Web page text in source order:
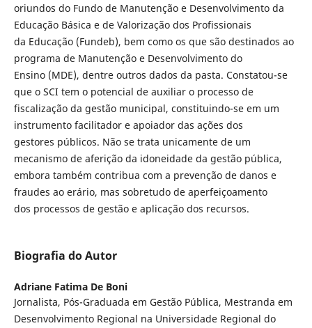
oriundos do Fundo de Manutenção e Desenvolvimento da
Educação Básica e de Valorização dos Profissionais
da Educação (Fundeb), bem como os que são destinados ao
programa de Manutenção e Desenvolvimento do
Ensino (MDE), dentre outros dados da pasta. Constatou-se
que o SCI tem o potencial de auxiliar o processo de
fiscalização da gestão municipal, constituindo-se em um
instrumento facilitador e apoiador das ações dos
gestores públicos. Não se trata unicamente de um
mecanismo de aferição da idoneidade da gestão pública,
embora também contribua com a prevenção de danos e
fraudes ao erário, mas sobretudo de aperfeiçoamento
dos processos de gestão e aplicação dos recursos.
Biografia do Autor
Adriane Fatima De Boni
Jornalista, Pós-Graduada em Gestão Pública, Mestranda em
Desenvolvimento Regional na Universidade Regional do